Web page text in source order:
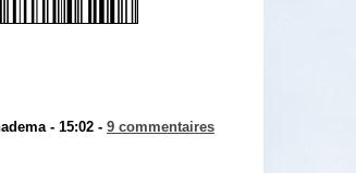
- 15:02 - 9 commentaires